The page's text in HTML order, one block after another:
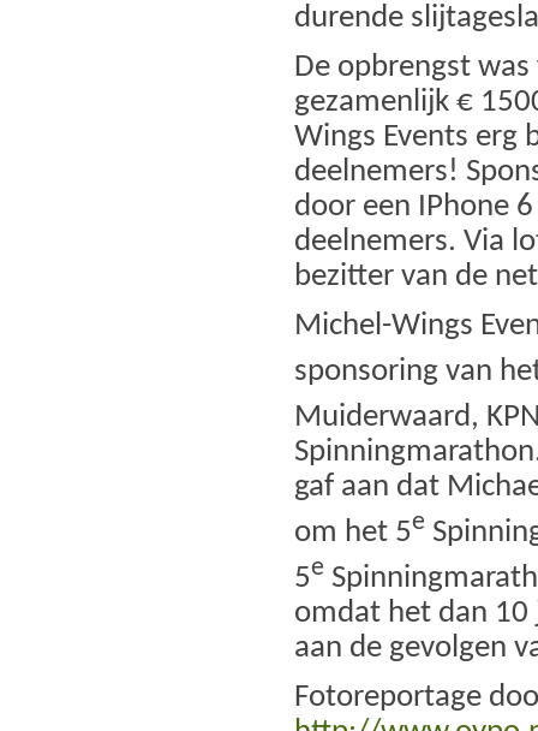
durende
De opbrengst
gezamenlijk €
Wings Events erg
deelnemers!
door een IPhone
deelnemers. Via
bezitter van de
Michel-Wings
sponsoring van
Muiderwaard,
gaf aan dat
om het 5e
5e
omdat het dan 10
aan de gevolgen
Fotoreportage